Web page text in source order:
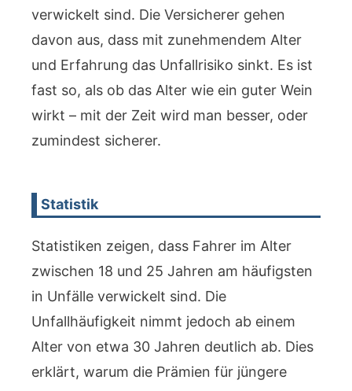
verwickelt sind. Die Versicherer gehen
davon aus, dass mit zunehmendem Alter
und Erfahrung das Unfallrisiko sinkt. Es ist
fast so, als ob das Alter wie ein guter Wein
wirkt – mit der Zeit wird man besser, oder
zumindest sicherer.
Statistik
Statistiken zeigen, dass Fahrer im Alter
zwischen 18 und 25 Jahren am häufigsten
in Unfälle verwickelt sind. Die
Unfallhäufigkeit nimmt jedoch ab einem
Alter von etwa 30 Jahren deutlich ab. Dies
erklärt, warum die Prämien für jüngere